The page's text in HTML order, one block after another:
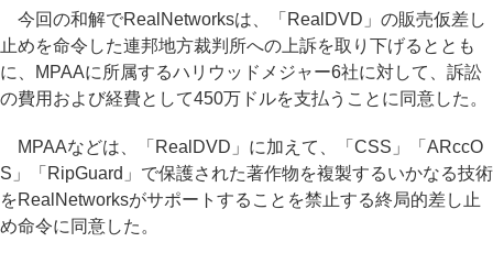
今回の和解でRealNetworksは、「RealDVD」の販売仮差し
止めを命令した連邦地方裁判所への上訴を取り下げるととも
に、MPAAに所属するハリウッドメジャー6社に対して、訴訟
の費用および経費として450万ドルを支払うことに同意した。
MPAAなどは、「RealDVD」に加えて、「CSS」「ARccO
S」「RipGuard」で保護された著作物を複製するいかなる技術
をRealNetworksがサポートすることを禁止する終局的差し止
め命令に同意した。